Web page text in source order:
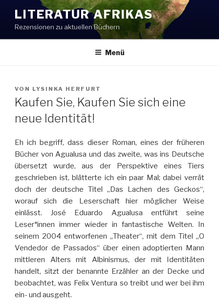
Inhalt
springen
LITERATUR AFRIKAS
Rezensionen zu aktuellen Büchern
Menü
VERÖFFENTLICHT
AM
VON LYSINKA HERFURT
Kaufen Sie, Kaufen Sie sich eine
neue Identität!
Eh ich begriff, dass dieser Roman, eines der früheren
Bücher von Agualusa und das zweite, was ins Deutsche
übersetzt wurde, aus der Perspektive eines Tiers
geschrieben ist, blätterte ich ein paar Mal; dabei verrät
doch der deutsche Titel „Das Lachen des Geckos“,
worauf sich die Leserschaft hier möglicher Weise
einlässt. José Eduardo Agualusa entführt seine
Leser*innen immer wieder in fantastische Welten. In
seinem 2004 entworfenen „Theater“, mit dem Titel „O
Vendedor de Passados“ über einen adoptierten Mann
mittleren Alters mit Albinismus, der mit Identitäten
handelt, sitzt der benannte Erzähler an der Decke und
beobachtet, was Felix Ventura so treibt und wer bei ihm
ein- und ausgeht.